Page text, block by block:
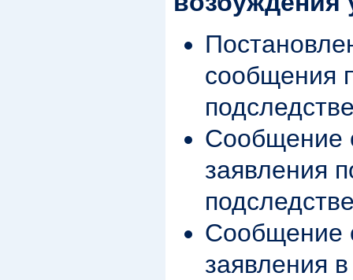
сообщения
Сообщение
заявления
Сообщение
заявления